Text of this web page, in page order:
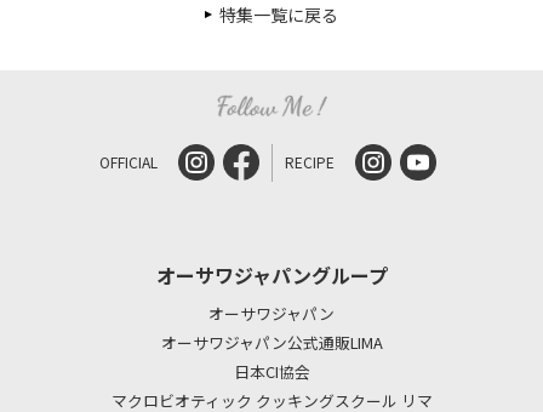
特集一覧に戻る
OFFICIAL RECIPE
オーサワジャパングループ
オーサワジャパン
オーサワジャパン公式通販LIMA
日本CI協会
マクロビオティック クッキングスクール リマ